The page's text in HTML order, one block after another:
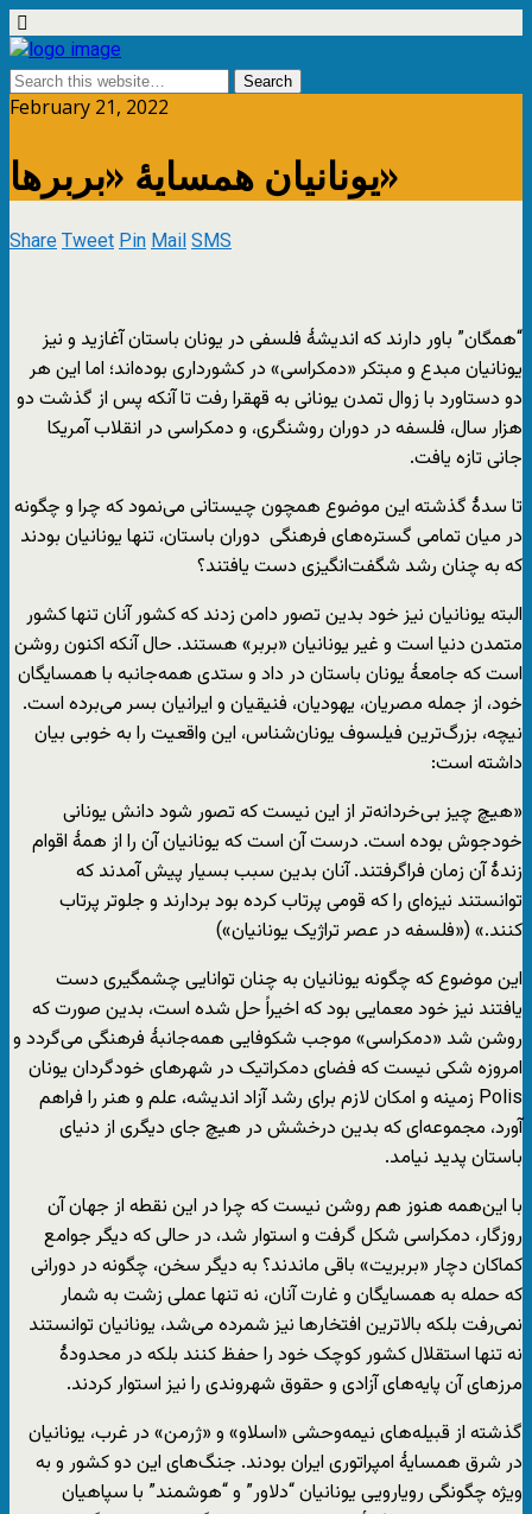
February 21, 2022
یونانیان همسایۀ «بربرها»
ShareTweetPinMailSMS
“همگان” باور دارند که اندیشۀ فلسفی در یونان باستان آغازید و نیز
یونانیان مبدع و مبتکر «دمکراسی» در کشورداری بوده‌اند؛ اما این هر
دو دستاورد با زوال تمدن یونانی به قهقرا رفت تا آنکه پس از گذشت دو
هزار سال، فلسفه در دوران روشنگری، و دمکراسی در انقلاب آمریکا
جانی تازه یافت.
تا سدۀ گذشته این موضوع همچون چیستانی می‌نمود که چرا و چگونه
در میان تمامی گستره‌های فرهنگی دوران باستان، تنها یونانیان بودند
که به چنان رشد شگفت‌انگیزی دست یافتند؟
البته یونانیان نیز خود بدین تصور دامن زدند که کشور آنان تنها کشور
متمدن دنیا است و غیر یونانیان «بربر» هستند. حال آنکه اکنون روشن
است که جامعۀ یونان باستان در داد و ستدی همه‌جانبه با همسایگان
خود، از جمله مصریان، یهودیان، فنیقیان و ایرانیان بسر می‌برده است.
نیچه، بزرگ‌ترین فیلسوف یونان‌شناس، این واقعیت را به خوبی بیان
داشته است:
«هیچ چیز بی‌خردانه‌تر از این نیست که تصور شود دانش یونانی
خودجوش بوده است. درست آن است که یونانیان آن را از همۀ اقوام
زندۀ آن زمان فراگرفتند. آنان بدین سبب بسیار پیش آمدند که
توانستند نیزه‌ای را که قومی پرتاب کرده بود بردارند و جلوتر پرتاب
کنند.» («فلسفه در عصر تراژیک یونانیان»)
این موضوع که چگونه یونانیان به چنان توانایی چشمگیری دست
یافتند نیز خود معمایی بود که اخیراً حل شده است، بدین صورت که
روشن شد «دمکراسی» موجب شکوفایی همه‌جانبۀ فرهنگی می‌گردد و
امروزه شکی نیست که فضای دمکراتیک در شهرهای خودگردان یونان
Polis زمینه و امکان لازم برای رشد آزاد اندیشه، علم و هنر را فراهم
آورد، مجموعه‌ای که بدین درخشش در هیچ جای دیگری از دنیای
باستان پدید نیامد.
با این‌همه هنوز هم روشن نیست که چرا در این نقطه از جهان آن
روزگار، دمکراسی شکل گرفت و استوار شد، در حالی که دیگر جوامع
کماکان دچار «بربریت» باقی ماندند؟ به دیگر سخن، چگونه در دورانی
که حمله به همسایگان و غارت آنان، نه تنها عملی زشت به شمار
نمی‌رفت بلکه بالاترین افتخارها نیز شمرده می‌شد، یونانیان توانستند
نه تنها استقلال کشور کوچک خود را حفظ کنند بلکه در محدودۀ
مرزهای آن پایه‌های آزادی و حقوق شهروندی را نیز استوار کردند.
گذشته از قبیله‌های نیمه‌وحشی «اسلاو» و «ژرمن» در غرب، یونانیان
در شرق همسایۀ امپراتوری ایران بودند. جنگ‌های این دو کشور و به
ویژه چگونگی رویارویی یونانیان “دلاور” و “هوشمند” با سپاهیان